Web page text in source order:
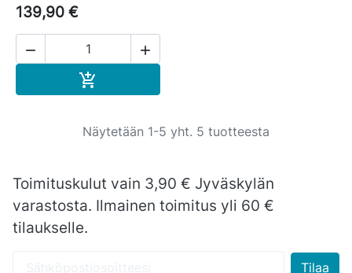
139,90 €
 

Näytetään 1-5 yht. 5 tuotteesta
Toimituskulut vain 3,90 € Jyväskylän
varastosta. Ilmainen toimitus yli 60 €
tilaukselle.